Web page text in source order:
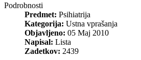
Podrobnosti
Predmet: Psihiatrija
Kategorija: Ustna vprašanja
Objavljeno: 05 Maj 2010
Napisal: Lista
Zadetkov: 2439